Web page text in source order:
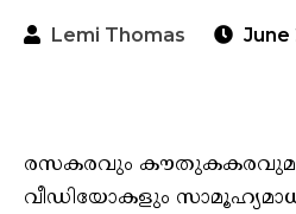
Lemi Thomas June
രസകരവും
വീഡിയോകളും